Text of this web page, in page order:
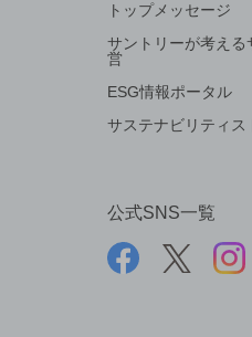
トップメッセージ
サントリーが考える
営
ESG情報ポータル
サステナビリティス
公式SNS一覧